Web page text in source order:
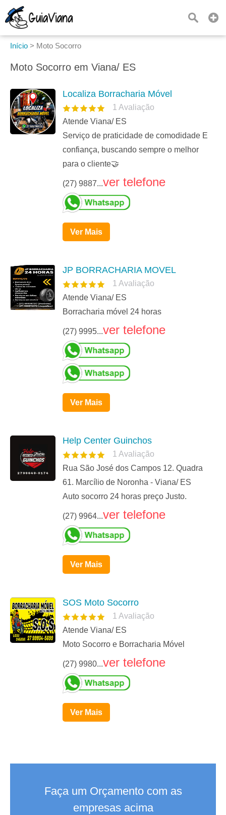
Início > Moto Socorro
Moto Socorro em Viana/ ES
Localiza Borracharia Móvel
1 Avaliação
Atende Viana/ ES
Serviço de praticidade de comodidade E
confiança, buscando sempre o melhor
para o cliente🤝
(27) 9887...ver telefone
Ver Mais
JP BORRACHARIA MOVEL
1 Avaliação
Atende Viana/ ES
Borracharia móvel 24 horas
(27) 9995...ver telefone
Ver Mais
Help Center Guinchos
1 Avaliação
Rua São José dos Campos 12. Quadra
61. Marcílio de Noronha - Viana/ ES
Auto socorro 24 horas preço Justo.
(27) 9964...ver telefone
Ver Mais
SOS Moto Socorro
1 Avaliação
Atende Viana/ ES
Moto Socorro e Borracharia Móvel
(27) 9980...ver telefone
Ver Mais
Faça um Orçamento com as
empresas acima